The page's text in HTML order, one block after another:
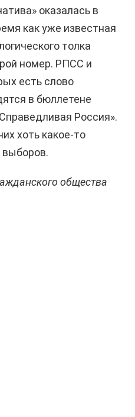
оказалась в
как уже известная
толка
номер. РПСС и
есть слово
в бюллетене
Россия».
хоть какое-то
выборов.
общества